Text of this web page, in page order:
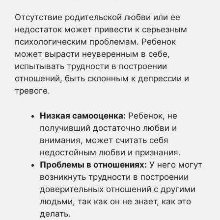
Отсутствие родительской любви или ее
недостаток может привести к серьезным
психологическим проблемам. Ребенок
может вырасти неуверенным в себе,
испытывать трудности в построении
отношений, быть склонным к депрессии и
тревоге.
Низкая самооценка: Ребенок, не
получивший достаточно любви и
внимания, может считать себя
недостойным любви и признания.
Проблемы в отношениях: У него могут
возникнуть трудности в построении
доверительных отношений с другими
людьми, так как он не знает, как это
делать.